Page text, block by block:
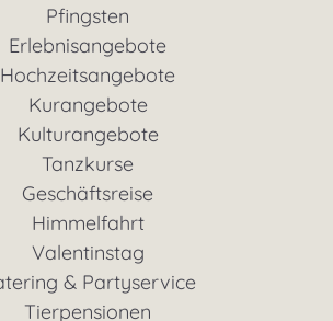
Pfingsten
Erlebnisangebote
Hochzeitsangebote
Kurangebote
Kulturangebote
Tanzkurse
Geschäftsreise
Himmelfahrt
Valentinstag
& Partyservice
Tierpensionen